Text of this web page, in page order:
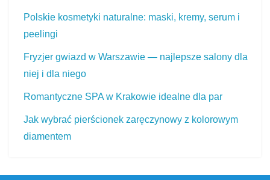
Polskie kosmetyki naturalne: maski, kremy, serum i
peelingi
Fryzjer gwiazd w Warszawie — najlepsze salony dla
niej i dla niego
Romantyczne SPA w Krakowie idealne dla par
Jak wybrać pierścionek zaręczynowy z kolorowym
diamentem